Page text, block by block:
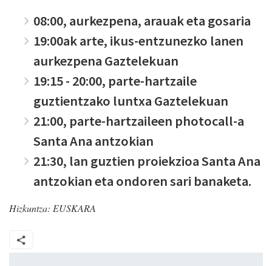
08:00, aurkezpena, arauak eta gosaria
19:00ak arte, ikus-entzunezko lanen
aurkezpena Gaztelekuan
19:15 - 20:00, parte-hartzaile
guztientzako luntxa Gaztelekuan
21:00, parte-hartzaileen photocall-a
Santa Ana antzokian
21:30, lan guztien proiekzioa Santa Ana
antzokian eta ondoren sari banaketa.
Hizkuntza: EUSKARA